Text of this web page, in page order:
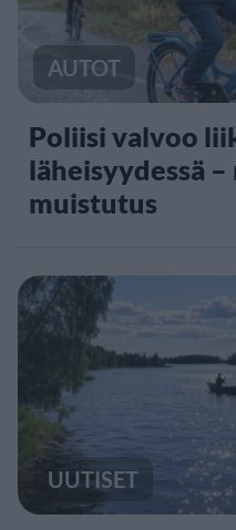
AUTOT
Poliisi valvoo
läheisyydessä
muistutus
UUTISET